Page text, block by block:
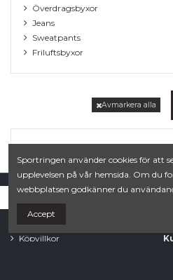
Överdragsbyxor
Jeans
Sweatpants
Friluftsbyxor
Avmarkera alla
Villkor
Köpvillkor
Sportringen använder cookies för att
upplevelsen på vår hemsida. Om du
webbplatsen godkänner du
Accept